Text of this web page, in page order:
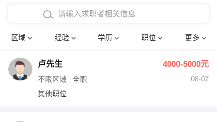
区域 经验 学历 职位 更多
在校学生工作经验
四年以上工作经验
五年以上工作经验
博士
文员 护士
财务会计
确定
卢先生 4000-5000元
不限区域 全职
08-07
其他职位